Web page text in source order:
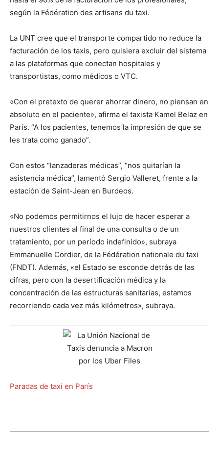
según la Fédération des artisans du taxi.
La UNT cree que el transporte compartido no reduce la
facturación de los taxis, pero quisiera excluir del sistema
a las plataformas que conectan hospitales y
transportistas, como médicos o VTC.
«Con el pretexto de querer ahorrar dinero, no piensan en
absoluto en el paciente», afirma el taxista Kamel Belaz en
París. “A los pacientes, tenemos la impresión de que se
les trata como ganado”.
Con estos “lanzaderas médicas”, “nos quitarían la
asistencia médica”, lamentó Sergio Valleret, frente a la
estación de Saint-Jean en Burdeos.
«No podemos permitirnos el lujo de hacer esperar a
nuestros clientes al final de una consulta o de un
tratamiento, por un período indefinido», subraya
Emmanuelle Cordier, de la Fédération nationale du taxi
(FNDT). Además, «el Estado se esconde detrás de las
cifras, pero con la desertificación médica y la
concentración de las estructuras sanitarias, estamos
recorriendo cada vez más kilómetros», subraya.
Paradas de taxi en París